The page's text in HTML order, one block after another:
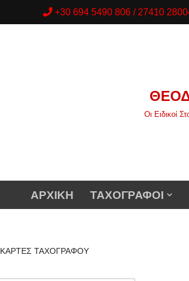
+30 694 5490 806 / 27410
Οι Ειδικοί
ΑΡΧΙΚΗ ΤΑΧΟΓΡΑΦΟΙ
ΚΑΡΤΕΣ ΤΑΧΟΓΡΑΦΟΥ